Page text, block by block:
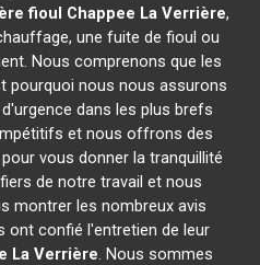
fioul Chappee La Verrière,
une fuite de fioul ou
Nous comprenons que les
pourquoi nous nous assurons
dans les plus brefs
et nous offrons des
vous donner la tranquillité
de notre travail et nous
montrer les nombreux avis
ont confié l'entretien de leur
La Verrière. Nous sommes